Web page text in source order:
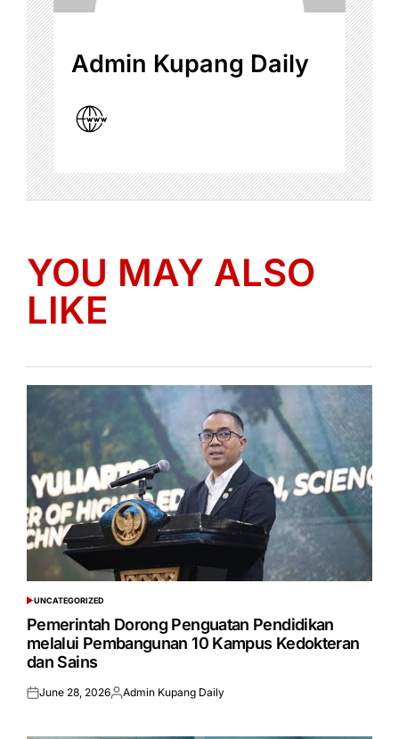
Admin Kupang Daily
YOU MAY ALSO
LIKE
POSTED
IN
UNCATEGORIZED
Pemerintah Dorong Penguatan Pendidikan
melalui Pembangunan 10 Kampus Kedokteran
dan Sains
Posted
June 28, 2026Posted
Admin Kupang Daily